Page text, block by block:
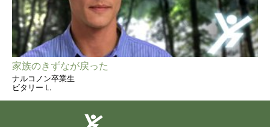
家族のきずなが戻った
ナルコノン卒業生
ビタリー L.